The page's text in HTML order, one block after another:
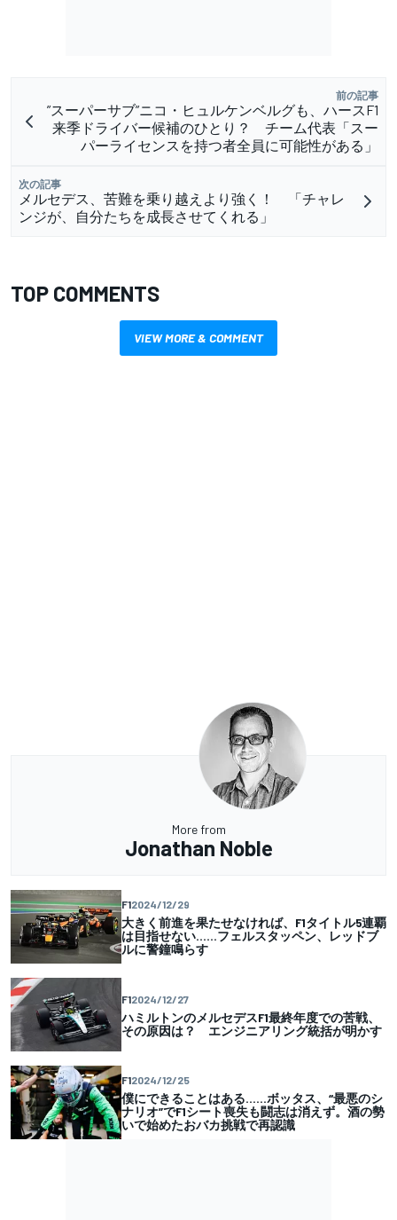
前の記事
”スーパーサブ”ニコ・ヒュルケンベルグも、ハースF1
来季ドライバー候補のひとり？ チーム代表「スー
パーライセンスを持つ者全員に可能性がある」
次の記事
メルセデス、苦難を乗り越えより強く！ 「チャレ
ンジが、自分たちを成長させてくれる」
TOP COMMENTS
VIEW MORE & COMMENT
More from
Jonathan Noble
F12024/12/29
大きく前進を果たせなければ、F1タイトル5連覇
は目指せない……フェルスタッペン、レッドブ
ルに警鐘鳴らす
F12024/12/27
ハミルトンのメルセデスF1最終年度での苦戦、
その原因は？ エンジニアリング統括が明かす
F12024/12/25
僕にできることはある……ボッタス、“最悪のシ
ナリオ”でF1シート喪失も闘志は消えず。酒の勢
いで始めたおバカ挑戦で再認識